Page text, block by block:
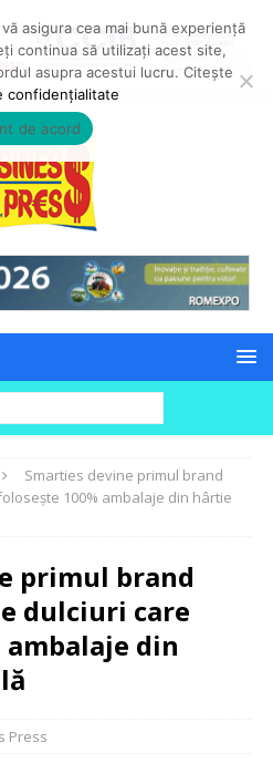
Smarties devine primul brand
100% ambalaje din hârtie
primul brand
dulciuri care
din
Press
asigura cea mai bună experiență
continua să utilizați acest site,
asupra acestui lucru. Citește
confidențialitate
de acord